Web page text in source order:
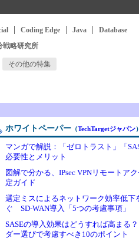
Coding Edge Java
Database
戦略研究所
その他の特集
ホワイトペーパー （TechTargetジャパン）
マンガで解説：「ゼロトラスト」「
必要性とメリット
図解で分かる、IPsec VPNリモートア
定ガイド
選定ミスによるネットワーク効率低下
ぐ SD-WAN導入「5つの考慮事項」
SASEの導入効果はどうすれば高まる
ダー選びで考慮すべき10のポイント